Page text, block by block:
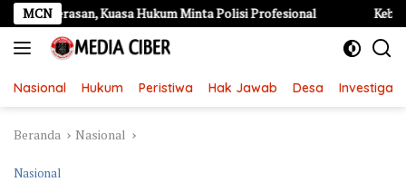
Langsung
ke
konten
MCNKuasa Hukum Minta Polisi Profesional Kebakaran
Nasional Hukum Peristiwa Hak Jawab Desa Investigasi
Beranda Nasional
Nasional